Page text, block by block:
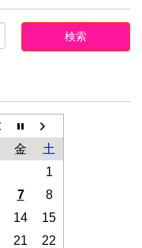
金
土
1
7
8
14
15
21
22